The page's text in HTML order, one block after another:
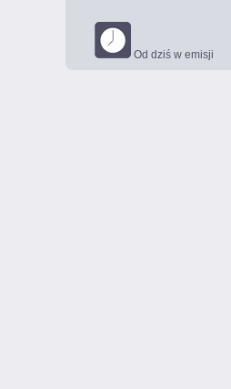
Od dziś w emisji